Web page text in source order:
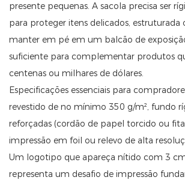
presente pequenas. A sacola precisa ser
para proteger itens delicados, estruturada
manter em pé em um balcão de
suficiente para complementar produtos
centenas ou milhares de dólares.
Especificações essenciais para
revestido de no mínimo 350 g/m², fundo
reforçadas (cordão de papel torcido ou
impressão em foil ou relevo de alta
Um logotipo que apareça nítido com 3
representa um desafio de impressão